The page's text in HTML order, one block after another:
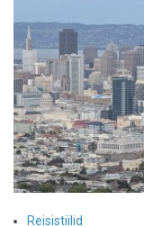
Reisistiilid